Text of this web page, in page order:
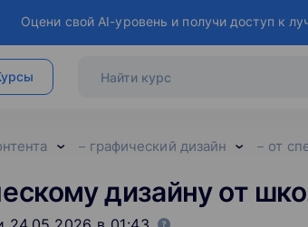
Оцени свой AI-уровень и получи доступ к
графический дизайн от
дизайну от